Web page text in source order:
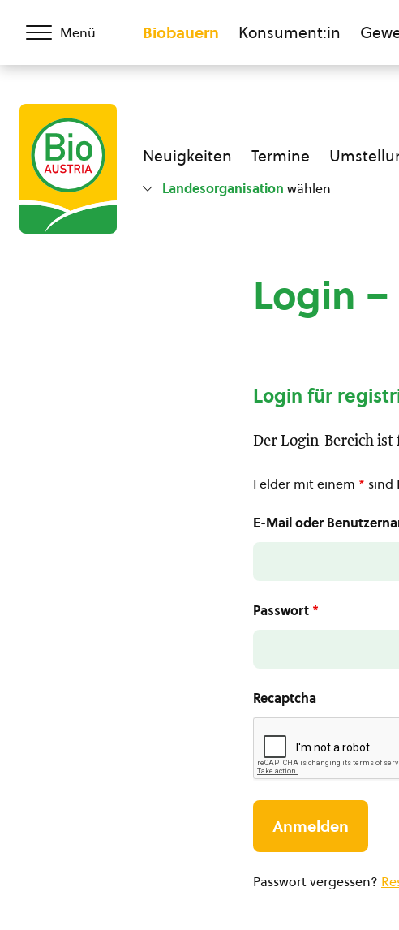
Menü Biobauern Konsument:in
Neuigkeiten Termine
Landesorganisation wählen
Login
Login für
Der Login-Bereich ist
Felder mit einem * sind
E-Mail oder
Passwort *
Recaptcha
Passwort vergessen?